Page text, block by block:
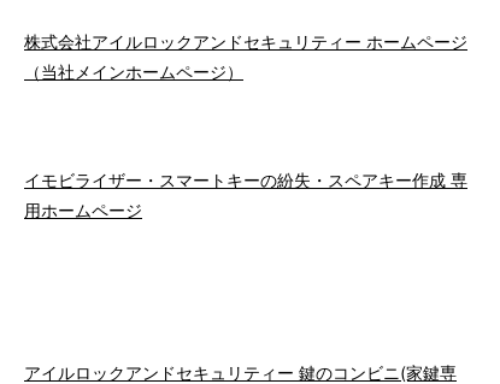
株式会社アイルロックアンドセキュリティー ホームページ
（当社メインホームページ）
イモビライザー・スマートキーの紛失・スペアキー作成 専
用ホームページ
アイルロックアンドセキュリティー 鍵のコンビニ(家鍵専